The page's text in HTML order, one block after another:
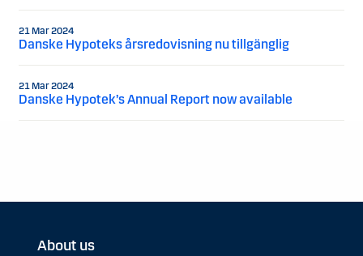
21 Mar 2024
Danske Hypoteks årsredovisning nu tillgänglig
21 Mar 2024
Danske Hypotek’s Annual Report now available
About us